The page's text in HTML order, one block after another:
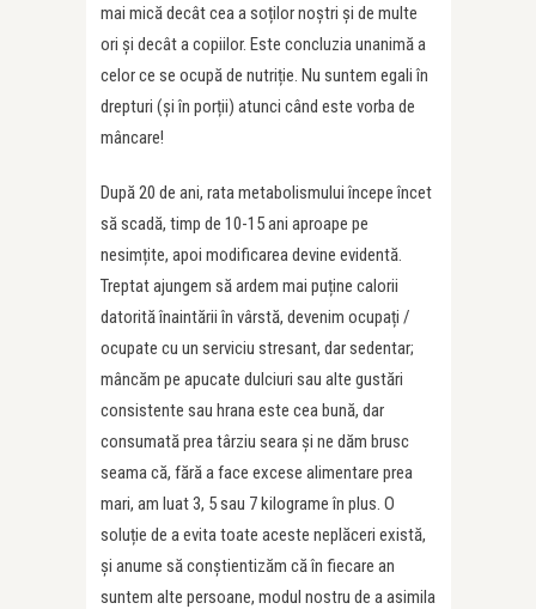
mai mică decât cea a soților noștri și de multe
ori și decât a copiilor. Este concluzia unanimă a
celor ce se ocupă de nutriție. Nu suntem egali în
drepturi (și în porții) atunci când este vorba de
mâncare!
După 20 de ani, rata metabolismului începe încet
să scadă, timp de 10-15 ani aproape pe
nesimțite, apoi modificarea devine evidentă.
Treptat ajungem să ardem mai puține calorii
datorită înaintării în vârstă, devenim ocupați /
ocupate cu un serviciu stresant, dar sedentar;
mâncăm pe apucate dulciuri sau alte gustări
consistente sau hrana este cea bună, dar
consumată prea târziu seara și ne dăm brusc
seama că, fără a face excese alimentare prea
mari, am luat 3, 5 sau 7 kilograme în plus. O
soluție de a evita toate aceste neplăceri există,
și anume să conștientizăm că în fiecare an
suntem alte persoane, modul nostru de a asimila